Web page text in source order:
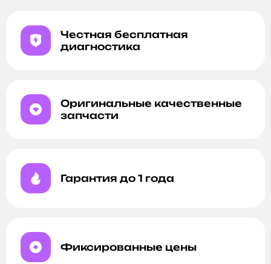
Честная бесплатная
диагностика
Оригинальные качественные
запчасти
Гарантия до 1 года
Фиксированные цены